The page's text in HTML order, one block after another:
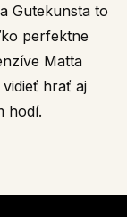
Gutekunsta to
perfektne
Matta
hrať aj
hodí.